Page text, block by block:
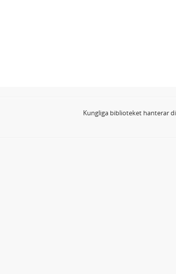
Kungliga biblioteket hanterar